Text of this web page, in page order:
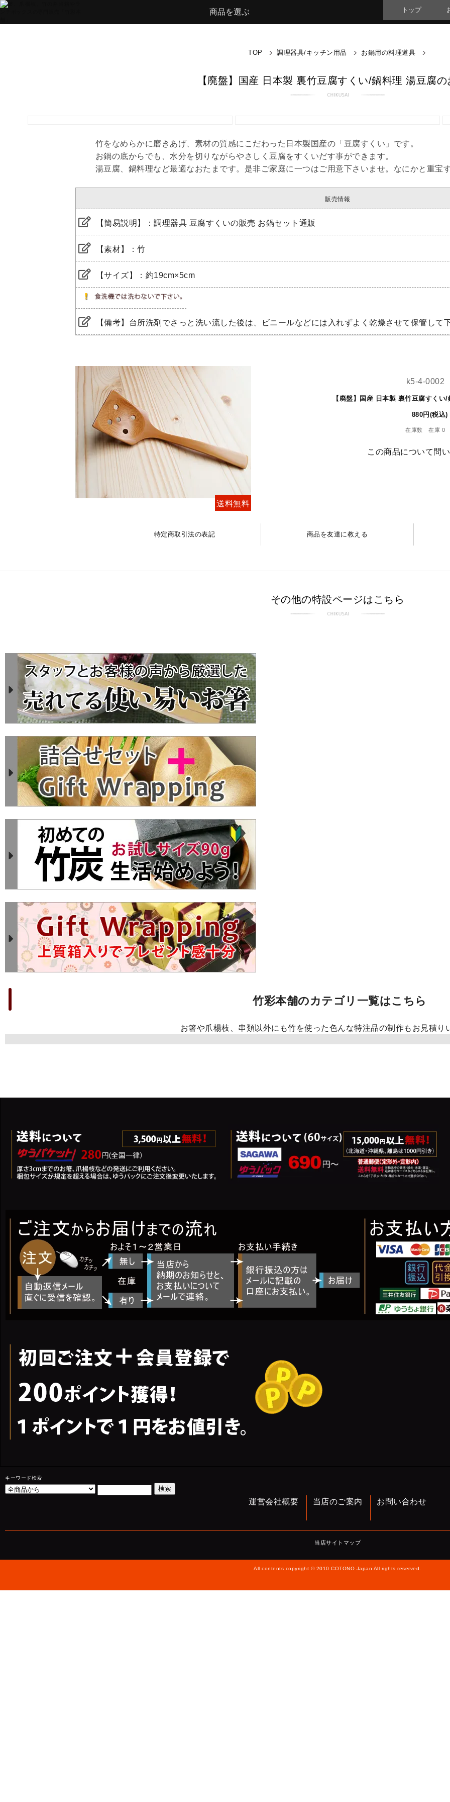
商品を選ぶ トップ
TOP 調理器具/キッチン用品 お鍋用の料理道具
【廃盤】国産 日本製 裏竹豆腐すくい/鍋料理 湯豆腐の
竹をなめらかに磨きあげ、素材の質感にこだわった日本製国産の「豆腐すくい」です。
お鍋の底からでも、水分を切りながらやさしく豆腐をすくいだす事ができます。
湯豆腐、鍋料理など最適なおたまです。是非ご家庭に一つはご用意下さいませ。なにかと重宝
販売情報
【簡易説明】：調理器具 豆腐すくいの販売 お鍋セット通販
【素材】：竹
【サイズ】：約19cm×5cm
【備考】台所洗剤でさっと洗い流した後は、ビニールなどには入れずよく乾燥させて保管して
送料無料
k5-4-0002
【廃盤】国産 日本製 裏竹豆腐すくい
880円(税込)
在庫数 在庫 0
この商品について問
特定商取引法の表記 商品を友達に教える
その他の特設ページはこちら
竹彩本舗のカテゴリ一覧はこちら
お箸や爪楊枝、串類以外にも竹を使った色んな特注品の制作もお見積り
キーワード検索
運営会社概要 当店のご案内 お問い合わせ
当店サイトマップ
All contents copyright © 2010 COTONO Japan All rights reserved.